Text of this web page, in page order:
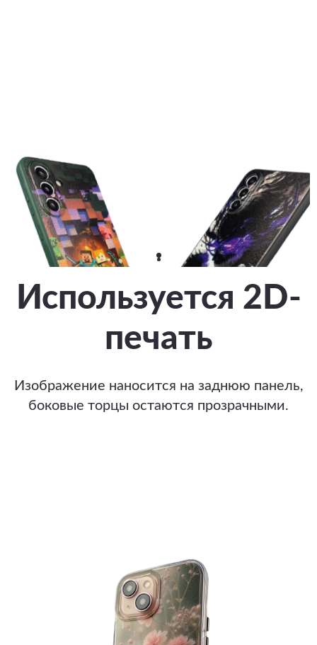
Используется 2D-
печать
Изображение наносится на заднюю панель,
боковые торцы остаются прозрачными.